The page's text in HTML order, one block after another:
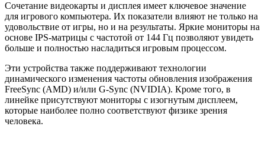
Сочетание видеокарты и дисплея имеет ключевое значение
для игрового компьютера. Их показатели влияют не только на
удовольствие от игры, но и на результаты. Яркие мониторы на
основе IPS-матрицы с частотой от 144 Гц позволяют увидеть
больше и полностью насладиться игровым процессом.
Эти устройства также поддерживают технологии
динамического изменения частоты обновления изображения
FreeSync (AMD) и/или G-Sync (NVIDIA). Кроме того, в
линейке присутствуют мониторы с изогнутым дисплеем,
которые наиболее полно соответствуют физике зрения
человека.